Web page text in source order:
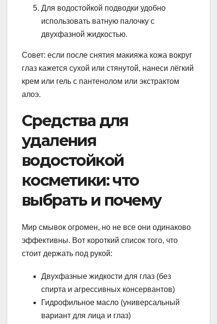
Для водостойкой подводки удобно
использовать ватную палочку с
двухфазной жидкостью.
Совет: если после снятия макияжа кожа вокруг
глаз кажется сухой или стянутой, нанеси лёгкий
крем или гель с пантенолом или экстрактом
алоэ.
Средства для
удаления
водостойкой
косметики: что
выбрать и почему
Мир смывок огромен, но не все они одинаково
эффективны. Вот короткий список того, что
стоит держать под рукой:
Двухфазные жидкости для глаз (без
спирта и агрессивных консервантов)
Гидрофильное масло (универсальный
вариант для лица и глаз)